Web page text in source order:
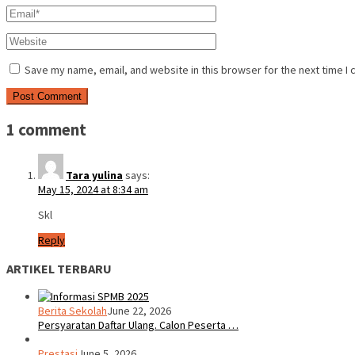
Save my name, email, and website in this browser for the next time I
1 comment
Tara yulina says:
May 15, 2024 at 8:34 am
Skl
Reply
ARTIKEL TERBARU
Berita SekolahJune 22, 2026
Persyaratan Daftar Ulang. Calon Peserta …